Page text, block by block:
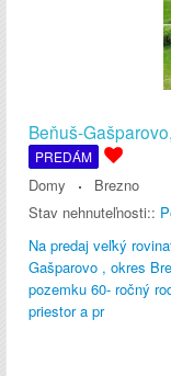
Beňuš-
PREDÁM
Domy
Brezno
Stav nehnuteľnosti::
Na predaj veľký
Gašparovo , okres
pozemku 60- ročný
priestor a pr